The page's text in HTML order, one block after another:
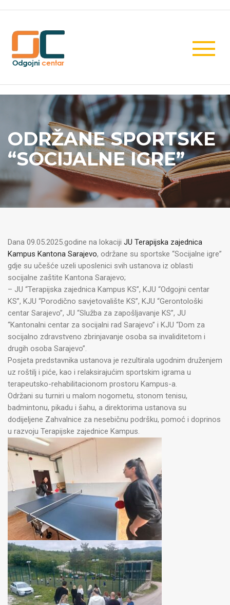
ODRŽANE SPORTSKE
“SOCIJALNE IGRE”
Dana 09.05.2025.godine na lokaciji JU Terapijska zajednica
Kampus Kantona Sarajevo, održane su sportske “Socijalne igre”
gdje su učešće uzeli uposlenici svih ustanova iz oblasti
socijalne zaštite Kantona Sarajevo;
– JU “Terapijska zajednica Kampus KS”, KJU “Odgojni centar
KS”, KJU “Porodično savjetovalište KS”, KJU “Gerontološki
centar Sarajevo”, JU “Služba za zapošljavanje KS”, JU
“Kantonalni centar za socijalni rad Sarajevo” i KJU “Dom za
socijalno zdravstveno zbrinjavanje osoba sa invaliditetom i
drugih osoba Sarajevo”.
Posjeta predstavnika ustanova je rezultirala ugodnim druženjem
uz roštilj i piće, kao i relaksirajućim sportskim igrama u
terapeutsko-rehabilitacionom prostoru Kampus-a.
Održani su turniri u malom nogometu, stonom tenisu,
badmintonu, pikadu i šahu, a direktorima ustanova su
dodijeljene Zahvalnice za nesebičnu podršku, pomoć i doprinos
u razvoju Terapijske zajednice Kampus.